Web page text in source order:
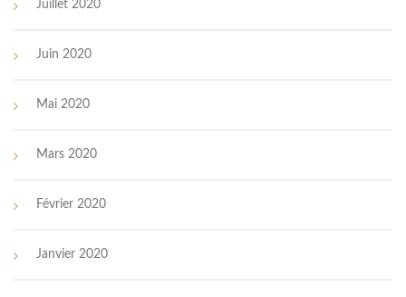
Juillet 2020
Juin 2020
Mai 2020
Mars 2020
Février 2020
Janvier 2020